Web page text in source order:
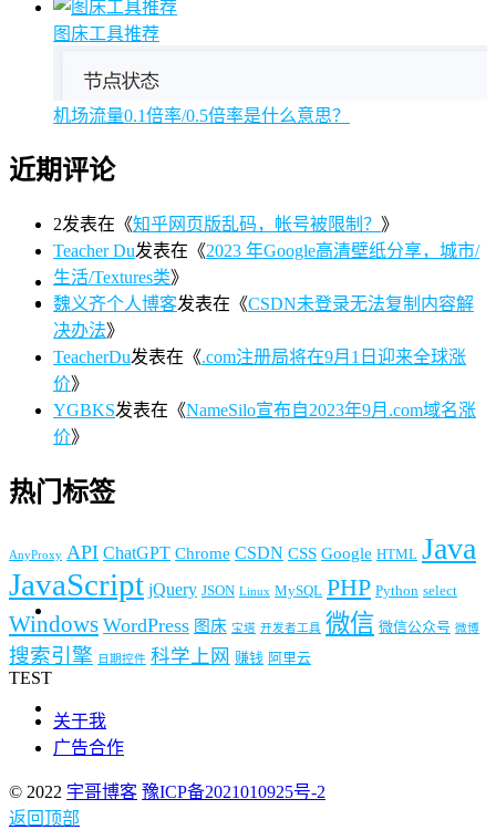
图床工具推荐
机场流量0.1倍率/0.5倍率是什么意思？
近期评论
2发表在《知乎网页版乱码，帐号被限制？ 》
Teacher Du发表在《2023 年Google高清壁纸分享，城市/
生活/Textures类》
魏义齐个人博客发表在《CSDN未登录无法复制内容解
决办法》
TeacherDu发表在《.com注册局将在9月1日迎来全球涨
价》
YGBKS发表在《NameSilo宣布自2023年9月.com域名涨
价》
热门标签
AnyProxy API ChatGPT Chrome CSDN CSS Google HTML Java
JavaScript jQuery JSON Linux MySQL PHP Python select
Windows WordPress 图床 宝塔 开发者工具 微信 微信公众号 微博
搜索引擎 日期控件 科学上网 赚钱 阿里云
TEST
关于我
广告合作
© 2022 宇哥博客 豫ICP备2021010925号-2
返回顶部